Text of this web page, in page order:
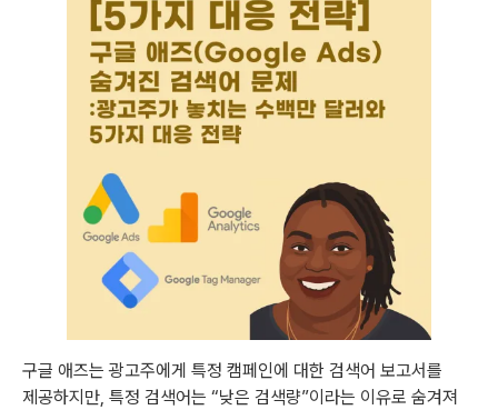
구글 애즈는 광고주에게 특정 캠페인에 대한 검색어 보고서를
제공하지만, 특정 검색어는 “낮은 검색량”이라는 이유로 숨겨져